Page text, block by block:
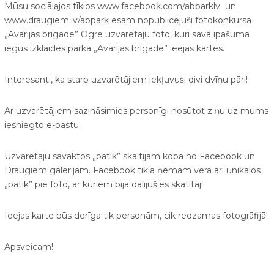
Mūsu sociālajos tīklos www.facebook.com/abparklv un
www.draugiem.lv/abpark esam nopublicējuši fotokonkursa
„Avārijas brigāde” Ogrē uzvarētāju foto, kuri savā īpašumā
iegūs izklaides parka „Avārijas brigāde” ieejas kartes.
Interesanti, ka starp uzvarētājiem iekļuvuši divi dvīņu pāri!
Ar uzvarētājiem sazināsimies personīgi nosūtot ziņu uz mums
iesniegto e-pastu.
Uzvarētāju savāktos „patīk” skaitījām kopā no Facebook un
Draugiem galerijām. Facebook tīklā ņēmām vērā arī unikālos
„patīk” pie foto, ar kuriem bija dalījušies skatītāji.
Ieejas karte būs derīga tik personām, cik redzamas fotogrāfijā!
Apsveicam!